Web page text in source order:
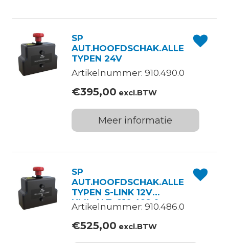
SP
AUT.HOOFDSCHAK.ALLE
TYPEN 24V
Artikelnummer: 910.490.0
€395,00 excl.BTW
Meer informatie
SP
AUT.HOOFDSCHAK.ALLE
TYPEN S-LINK 12V
NML,ALT: 910.492.0
Artikelnummer: 910.486.0
€525,00 excl.BTW